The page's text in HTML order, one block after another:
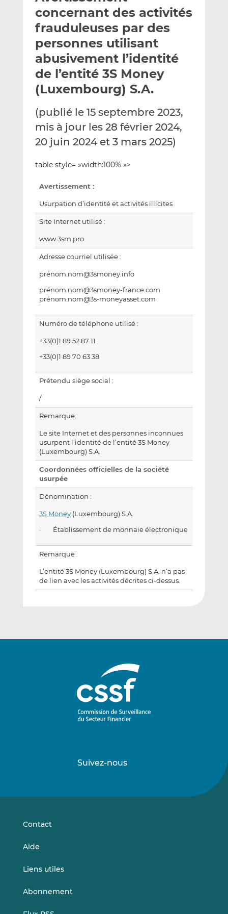
e
p
a
r
m
a
l
g
e
r
s
u
L
i
k
e
d
n
g
e
r
s
u
F
a
e
b
o
k
concernant des activités
frauduleuses par des
personnes utilisant
abusivement l’identité
de l’entité 3S Money
(Luxembourg) S.A.
(publié le 15 septembre 2023,
mis à jour les 28 février 2024,
20 juin 2024 et 3 mars 2025)
table style= »width:100% »>
Avertissement :
Usurpation d’identité et activités illicites
Site Internet utilisé :
www.3sm.pro
Adresse courriel utilisée :
prénom.nom@3smoney.info
prénom.nom@3smoney-france.com
prénom.nom@3s-moneyasset.com
Numéro de téléphone utilisé :
+33(0)1 89 52 87 11
+33(0)1 89 70 63 38
Prétendu siège social :
/
Remarque :
Le site Internet et des personnes inconnues
usurpent l’identité de l’entité 3S Money
(Luxembourg) S.A.
Coordonnées officielles de la société
usurpée
Dénomination :
3S Money(Luxembourg) S.A.
· Établissement de monnaie électronique
Remarque :
L’entité 3S Money (Luxembourg) S.A. n’a pas
de lien avec les activités décrites ci-dessus.
Suivez-nous
sursur
Contact
Aide
Liens utiles
Abonnement